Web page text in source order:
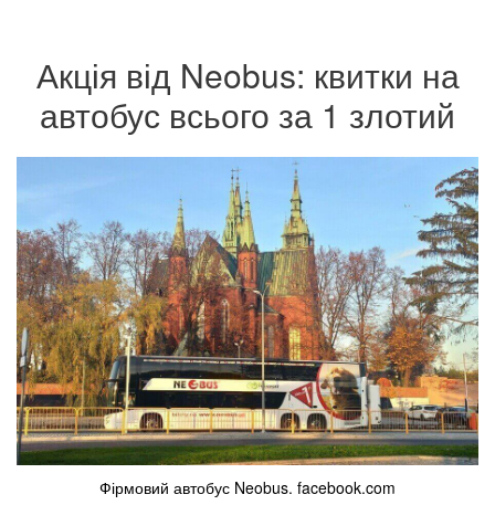
Акція від Neobus: квитки на
автобус всього за 1 злотий
Фірмовий автобус Neobus. facebook.com